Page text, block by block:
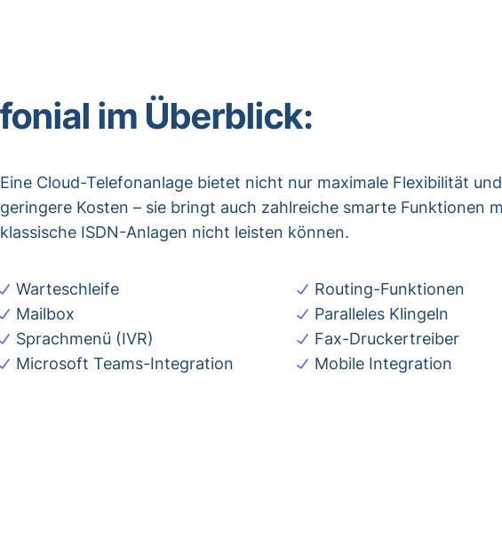
fonial im Überblick:
Eine Cloud-Telefonanlage bietet nicht nur maximale Flexibilität
geringere Kosten – sie bringt auch zahlreiche smarte Funktionen
klassische ISDN-Anlagen nicht leisten können.
Warteschleife
Mailbox
Sprachmenü (IVR)
Microsoft Teams-Integration
Routing-Funktionen
Paralleles Klingeln
Fax-Druckertreiber
Mobile Integration